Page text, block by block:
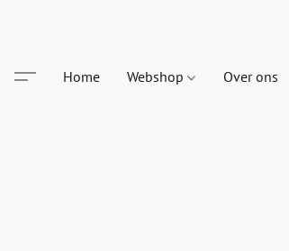
Home Webshop Over ons